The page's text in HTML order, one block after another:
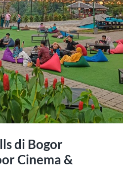
di Bogor
Cinema &